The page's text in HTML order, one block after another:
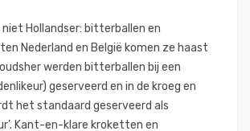
Hollandser: bitterballen en
Nederland en België komen ze haast
werden bitterballen bij een
geserveerd en in de kroeg en
het standaard geserveerd als
Kant-en-klare kroketten en